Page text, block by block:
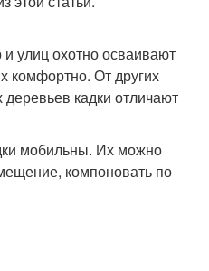
улиц охотно осваивают
комфортно. От других
кадки отличают
мобильны. Их можно
компоновать по